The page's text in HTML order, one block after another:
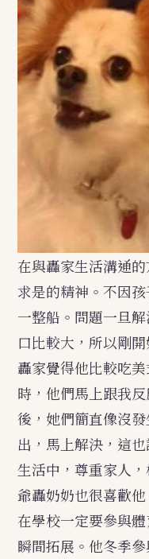
在與轟家生活溝通
求是的精神。不因
一整船。問題一旦
口比較大，所以剛
轟家覺得他比較吃
時，他們馬上跟我
後，她們簡直像沒
出，馬上解決，這
生活中，尊重家人
爺轟奶奶也很喜歡
在學校一定要參與
瞬間拓展。他冬季